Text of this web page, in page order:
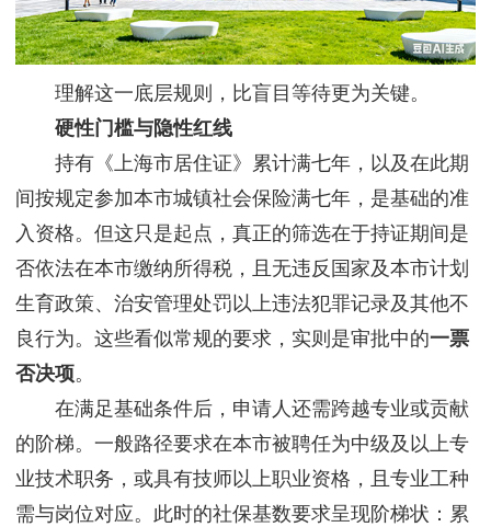
理解这一底层规则，比盲目等待更为关键。
硬性门槛与隐性红线
持有《上海市居住证》累计满七年，以及在此期
间按规定参加本市城镇社会保险满七年，是基础的准
入资格。但这只是起点，真正的筛选在于持证期间是
否依法在本市缴纳所得税，且无违反国家及本市计划
生育政策、治安管理处罚以上违法犯罪记录及其他不
良行为。这些看似常规的要求，实则是审批中的一票
否决项。
在满足基础条件后，申请人还需跨越专业或贡献
的阶梯。一般路径要求在本市被聘任为中级及以上专
业技术职务，或具有技师以上职业资格，且专业工种
需与岗位对应。此时的社保基数要求呈现阶梯状：累